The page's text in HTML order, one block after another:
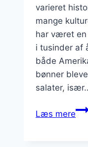
varieret
mange
har været en
i tusinder af
både
bønner
salater,
Læs mere